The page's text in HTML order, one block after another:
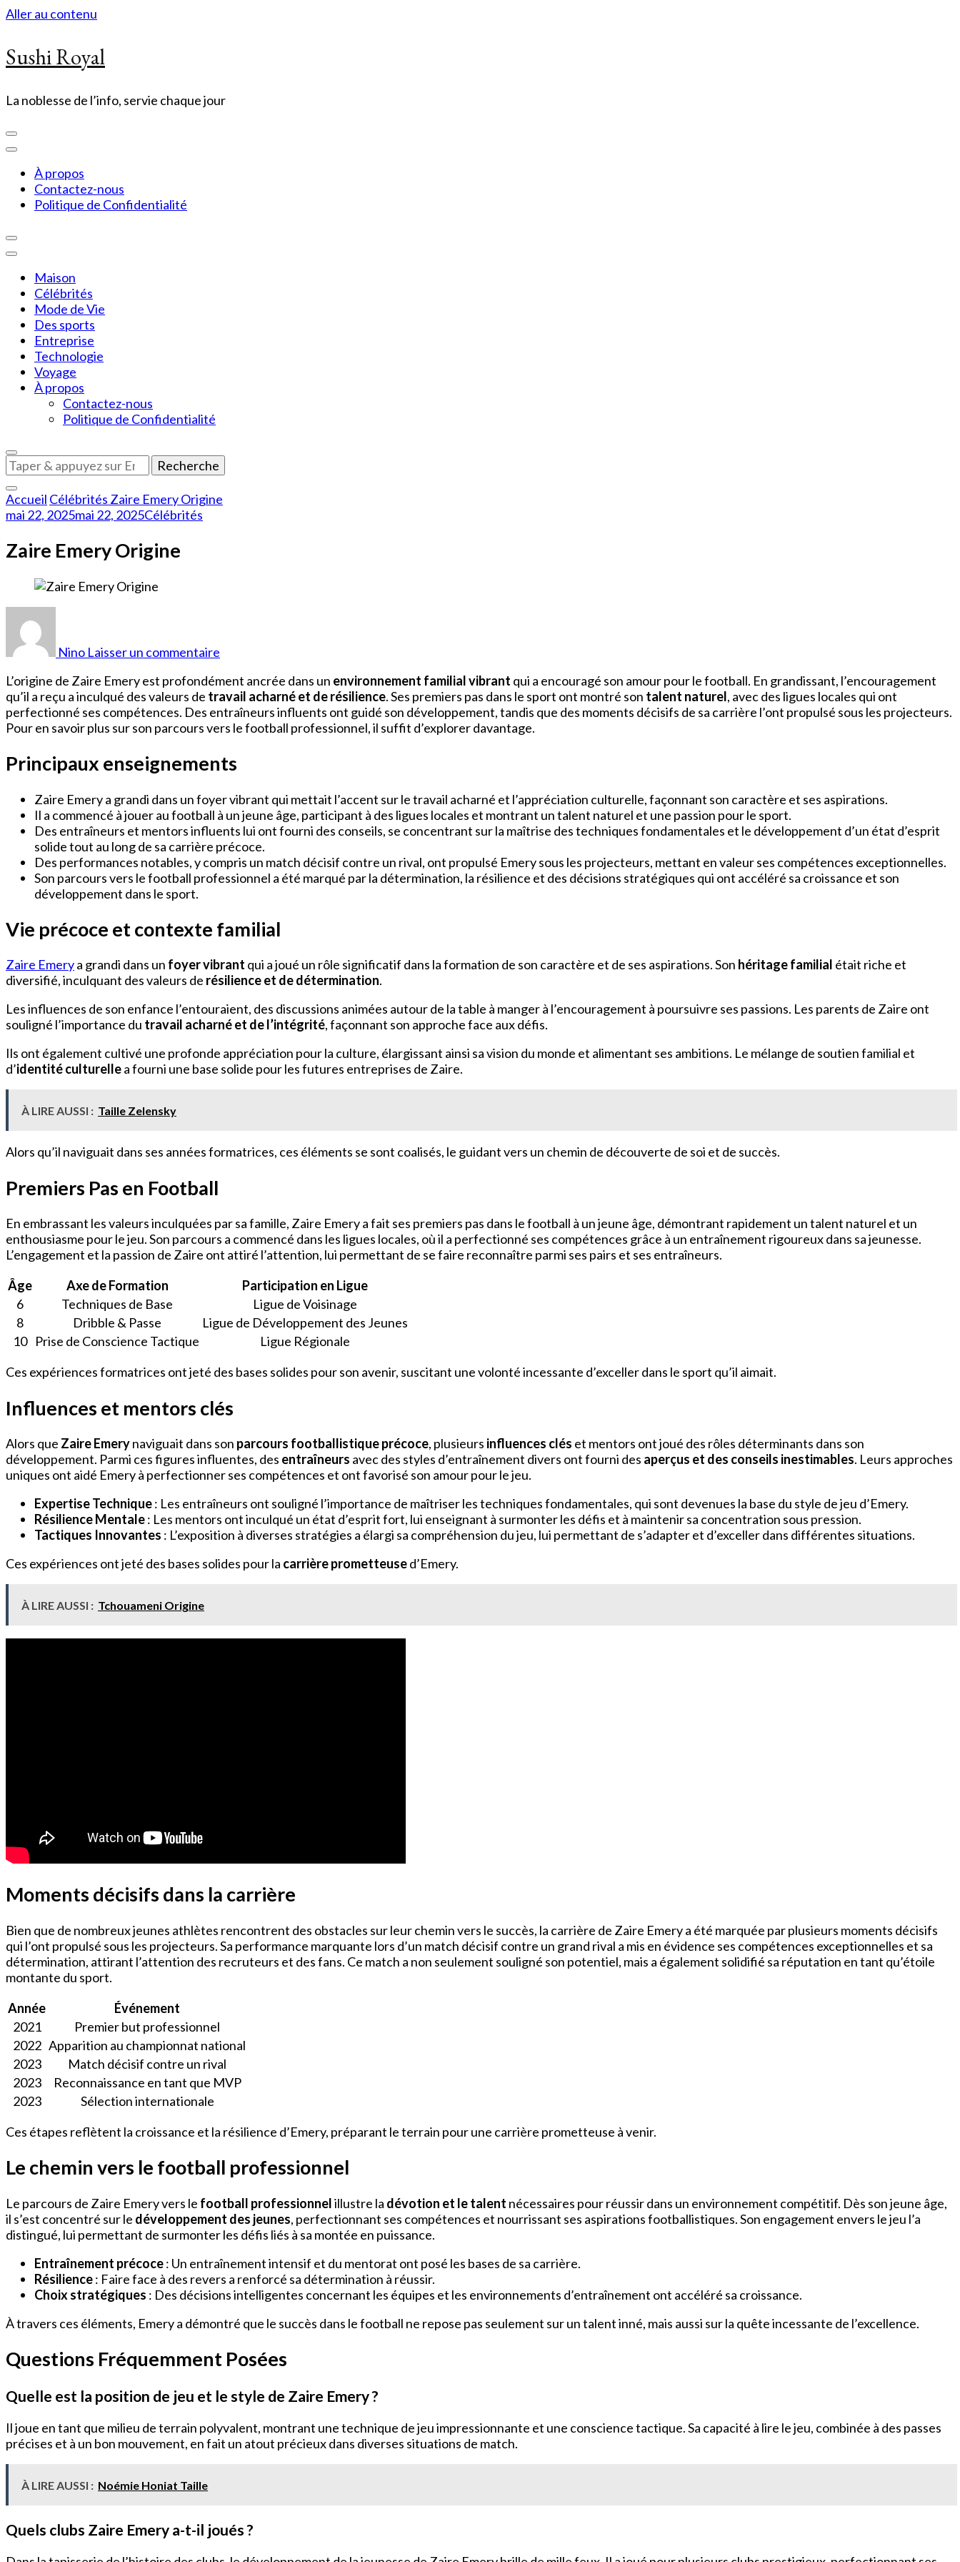
Aller au contenu
Sushi Royal
La noblesse de l’info, servie chaque jour
À propos
Contactez-nous
Politique de Confidentialité
Maison
Célébrités
Mode de Vie
Des sports
Entreprise
Technologie
Voyage
À propos
Contactez-nous
Politique de Confidentialité
Vous
recherchiez
quelque
chose
?
Accueil Célébrités Zaire Emery Origine
mai 22, 2025mai 22, 2025Célébrités
Zaire Emery Origine
Nino Laisser un commentaire
Origine
L’origine de Zaire Emery est profondément ancrée dans un environnement familial vibrant qui a encouragé son amour pour le football. En grandissant, l’encouragement
qu’il a reçu a inculqué des valeurs de travail acharné et de résilience. Ses premiers pas dans le sport ont montré son talent naturel, avec des ligues locales qui ont
perfectionné ses compétences. Des entraîneurs influents ont guidé son développement, tandis que des moments décisifs de sa carrière l’ont propulsé sous les projecteurs.
Pour en savoir plus sur son parcours vers le football professionnel, il suffit d’explorer davantage.
Principaux enseignements
Zaire Emery a grandi dans un foyer vibrant qui mettait l’accent sur le travail acharné et l’appréciation culturelle, façonnant son caractère et ses aspirations.
Il a commencé à jouer au football à un jeune âge, participant à des ligues locales et montrant un talent naturel et une passion pour le sport.
Des entraîneurs et mentors influents lui ont fourni des conseils, se concentrant sur la maîtrise des techniques fondamentales et le développement d’un état d’esprit
solide tout au long de sa carrière précoce.
Des performances notables, y compris un match décisif contre un rival, ont propulsé Emery sous les projecteurs, mettant en valeur ses compétences exceptionnelles.
Son parcours vers le football professionnel a été marqué par la détermination, la résilience et des décisions stratégiques qui ont accéléré sa croissance et son
développement dans le sport.
Vie précoce et contexte familial
Zaire Emerya grandi dans un foyer vibrant qui a joué un rôle significatif dans la formation de son caractère et de ses aspirations. Son héritage familial était riche et
diversifié, inculquant des valeurs de résilience et de détermination.
Les influences de son enfance l’entouraient, des discussions animées autour de la table à manger à l’encouragement à poursuivre ses passions. Les parents de Zaire ont
souligné l’importance du travail acharné et de l’intégrité, façonnant son approche face aux défis.
Ils ont également cultivé une profonde appréciation pour la culture, élargissant ainsi sa vision du monde et alimentant ses ambitions. Le mélange de soutien familial et
d’identité culturellea fourni une base solide pour les futures entreprises de Zaire.
À LIRE AUSSI : Taille Zelensky
Alors qu’il naviguait dans ses années formatrices, ces éléments se sont coalisés, le guidant vers un chemin de découverte de soi et de succès.
Premiers Pas en Football
En embrassant les valeurs inculquées par sa famille, Zaire Emery a fait ses premiers pas dans le football à un jeune âge, démontrant rapidement un talent naturel et un
enthousiasme pour le jeu. Son parcours a commencé dans les ligues locales, où il a perfectionné ses compétences grâce à un entraînement rigoureux dans sa jeunesse.
L’engagement et la passion de Zaire ont attiré l’attention, lui permettant de se faire reconnaître parmi ses pairs et ses entraîneurs.
Âge
Axe de Formation
Participation en Ligue
6
Techniques de Base
Ligue de Voisinage
8
Dribble & Passe
Ligue de Développement des Jeunes
10 Prise de Conscience Tactique
Ligue Régionale
Ces expériences formatrices ont jeté des bases solides pour son avenir, suscitant une volonté incessante d’exceller dans le sport qu’il aimait.
Influences et mentors clés
Alors que Zaire Emerynaviguait dans son parcours footballistique précoce, plusieurs influences clés et mentors ont joué des rôles déterminants dans son
développement. Parmi ces figures influentes, des entraîneurs avec des styles d’entraînement divers ont fourni des aperçus et des conseils inestimables. Leurs approches
uniques ont aidé Emery à perfectionner ses compétences et ont favorisé son amour pour le jeu.
Expertise Technique: Les entraîneurs ont souligné l’importance de maîtriser les techniques fondamentales, qui sont devenues la base du style de jeu d’Emery.
Résilience Mentale: Les mentors ont inculqué un état d’esprit fort, lui enseignant à surmonter les défis et à maintenir sa concentration sous pression.
Tactiques Innovantes : L’exposition à diverses stratégies a élargi sa compréhension du jeu, lui permettant de s’adapter et d’exceller dans différentes situations.
Ces expériences ont jeté des bases solides pour la carrière prometteused’Emery.
À LIRE AUSSI : Tchouameni Origine
Moments décisifs dans la carrière
Bien que de nombreux jeunes athlètes rencontrent des obstacles sur leur chemin vers le succès, la carrière de Zaire Emery a été marquée par plusieurs moments décisifs
qui l’ont propulsé sous les projecteurs. Sa performance marquante lors d’un match décisif contre un grand rival a mis en évidence ses compétences exceptionnelles et sa
détermination, attirant l’attention des recruteurs et des fans. Ce match a non seulement souligné son potentiel, mais a également solidifié sa réputation en tant qu’étoile
montante du sport.
Année
Événement
2021
Premier but professionnel
2022 Apparition au championnat national
2023
Match décisif contre un rival
2023
Reconnaissance en tant que MVP
2023
Sélection internationale
Ces étapes reflètent la croissance et la résilience d’Emery, préparant le terrain pour une carrière prometteuse à venir.
Le chemin vers le football professionnel
Le parcours de Zaire Emery vers le football professionnelillustre la dévotion et le talent nécessaires pour réussir dans un environnement compétitif. Dès son jeune âge,
il s’est concentré sur le développement des jeunes, perfectionnant ses compétences et nourrissant ses aspirations footballistiques. Son engagement envers le jeu l’a
distingué, lui permettant de surmonter les défis liés à sa montée en puissance.
Entraînement précoce: Un entraînement intensif et du mentorat ont posé les bases de sa carrière.
Résilience: Faire face à des revers a renforcé sa détermination à réussir.
Choix stratégiques : Des décisions intelligentes concernant les équipes et les environnements d’entraînement ont accéléré sa croissance.
À travers ces éléments, Emery a démontré que le succès dans le football ne repose pas seulement sur un talent inné, mais aussi sur la quête incessante de l’excellence.
Questions Fréquemment Posées
Quelle est la position de jeu et le style de Zaire Emery ?
Il joue en tant que milieu de terrain polyvalent, montrant une technique de jeu impressionnante et une conscience tactique. Sa capacité à lire le jeu, combinée à des passes
précises et à un bon mouvement, en fait un atout précieux dans diverses situations de match.
À LIRE AUSSI : Noémie Honiat Taille
Quels clubs Zaire Emery a-t-il joués ?